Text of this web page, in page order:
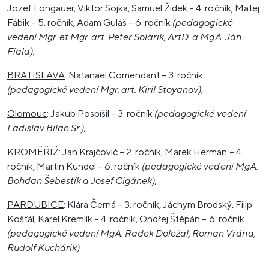
Jozef Longauer, Viktor Sojka, Samuel Židek – 4. ročník, Matej
Fábik – 5. ročník, Adam Guláš – 6. ročník (pedagogické
vedení Mgr. et Mgr. art. Peter Solárik, ArtD. a MgA. Ján
Fiala);
BRATISLAVA: Natanael Comendant – 3. ročník
(pedagogické vedení Mgr. art. Kiril Stoyanov);
Olomouc: Jakub Pospíšil – 3. ročník (pedagogické vedení
Ladislav Bilan Sr.);
KROMĚŘÍŽ: Jan Krajčovič – 2. ročník, Marek Herman – 4.
ročník, Martin Kundel – 6. ročník (pedagogické vedení MgA.
Bohdan Šebestík a Josef Cigánek);
PARDUBICE: Klára Černá – 3. ročník, Jáchym Brodský, Filip
Košťál, Karel Kremlík – 4. ročník, Ondřej Štěpán – 6. ročník
(pedagogické vedení MgA. Radek Doležal, Roman Vrána,
Rudolf Kuchárik)